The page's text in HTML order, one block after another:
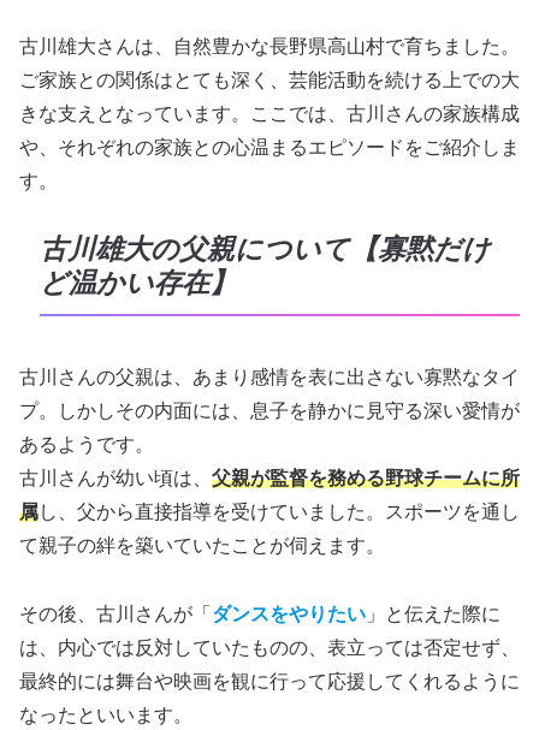
古川雄大さんは、自然豊かな長野県高山村で育ちました。
ご家族との関係はとても深く、芸能活動を続ける上での大
きな支えとなっています。ここでは、古川さんの家族構成
や、それぞれの家族との心温まるエピソードをご紹介しま
す。
古川雄大の父親について【寡黙だけ
ど温かい存在】
古川さんの父親は、あまり感情を表に出さない寡黙なタイ
プ。しかしその内面には、息子を静かに見守る深い愛情が
あるようです。
古川さんが幼い頃は、 父親が監督を務める野球チームに所
属し、父から直接指導を受けていました。スポーツを通し
て親子の絆を築いていたことが伺えます。
その後、古川さんが「 ダンスをやりたい 」と伝えた際に
は、内心では反対していたものの、表立っては否定せず、
最終的には舞台や映画を観に行って応援してくれるように
なったといいます。